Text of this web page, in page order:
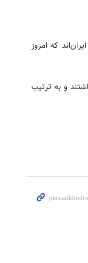
سدان مونتاژی بازار ایران‌اند که امروز
چشمگیری داشتند و به ترتیب